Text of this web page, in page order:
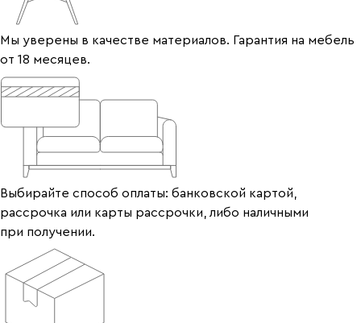
Мы уверены в качестве материалов. Гарантия на мебель
от 18 месяцев.
Выбирайте способ оплаты: банковской картой,
рассрочка или карты рассрочки, либо наличными
при получении.